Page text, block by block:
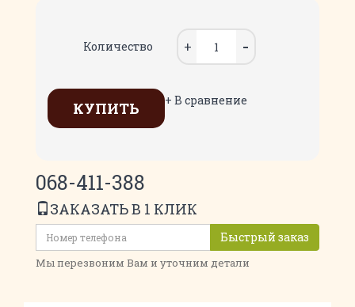
Количество
КУПИТЬ + В сравнение
068-411-388
ЗАКАЗАТЬ В 1 КЛИК
Быстрый заказ
Мы перезвоним Вам и уточним детали